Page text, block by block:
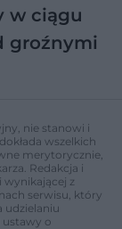
w ciągu
groźnymi
nie stanowi i
wszelkich
merytorycznie,
Redakcja i
z
serwisu, który
udzielaniu
ustawy o